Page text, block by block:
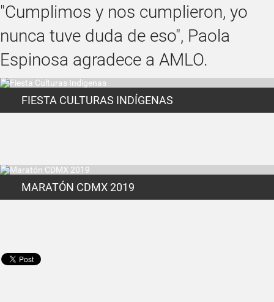
"Cumplimos y nos cumplieron, yo
nunca tuve duda de eso", Paola
Espinosa agradece a AMLO.
FIESTA CULTURAS INDÍGENAS
MARATÓN CDMX 2019